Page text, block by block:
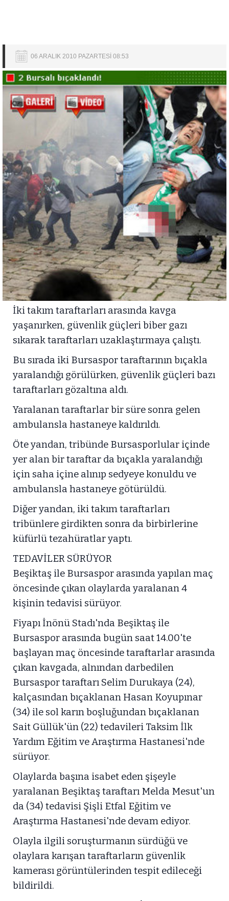
06 ARALIK 2010 PAZARTESİ 08:53
İki takım taraftarları arasında kavga
yaşanırken, güvenlik güçleri biber gazı
sıkarak taraftarları uzaklaştırmaya çalıştı.
Bu sırada iki Bursaspor taraftarının bıçakla
yaralandığı görülürken, güvenlik güçleri bazı
taraftarları gözaltına aldı.
Yaralanan taraftarlar bir süre sonra gelen
ambulansla hastaneye kaldırıldı.
Öte yandan, tribünde Bursasporlular içinde
yer alan bir taraftar da bıçakla yaralandığı
için saha içine alınıp sedyeye konuldu ve
ambulansla hastaneye götürüldü.
Diğer yandan, iki takım taraftarları
tribünlere girdikten sonra da birbirlerine
küfürlü tezahüratlar yaptı.
TEDAVİLER SÜRÜYOR
Beşiktaş ile Bursaspor arasında yapılan maç
öncesinde çıkan olaylarda yaralanan 4
kişinin tedavisi sürüyor.
Fiyapı İnönü Stadı'nda Beşiktaş ile
Bursaspor arasında bugün saat 14.00'te
başlayan maç öncesinde taraftarlar arasında
çıkan kavgada, alnından darbedilen
Bursaspor taraftarı Selim Durukaya (24),
kalçasından bıçaklanan Hasan Koyupınar
(34) ile sol karın boşluğundan bıçaklanan
Sait Güllük'ün (22) tedavileri Taksim İlk
Yardım Eğitim ve Araştırma Hastanesi'nde
sürüyor.
Olaylarda başına isabet eden şişeyle
yaralanan Beşiktaş taraftarı Melda Mesut'un
da (34) tedavisi Şişli Etfal Eğitim ve
Araştırma Hastanesi'nde devam ediyor.
Olayla ilgili soruşturmanın sürdüğü ve
olaylara karışan taraftarların güvenlik
kamerası görüntülerinden tespit edileceği
bildirildi.